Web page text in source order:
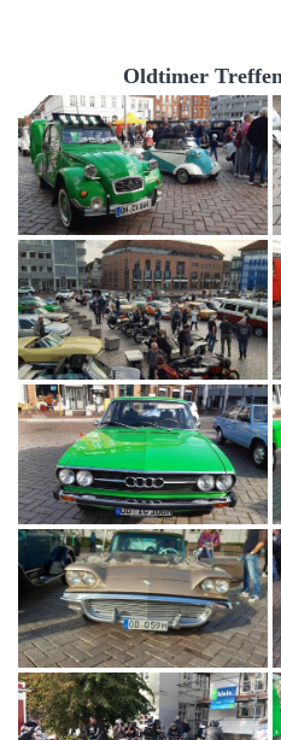
Oldtimer